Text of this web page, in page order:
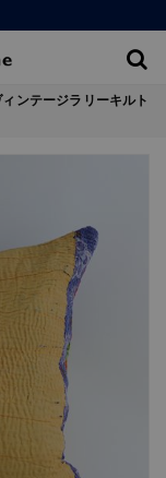
ィンテージラリーキルト